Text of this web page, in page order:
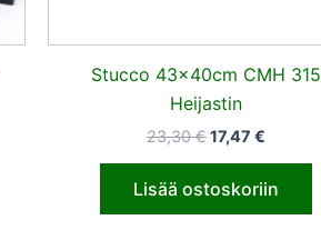
Stucco 43x40cm CMH 315
Heijastin
23,30€17,47 €
Lisää ostoskoriin